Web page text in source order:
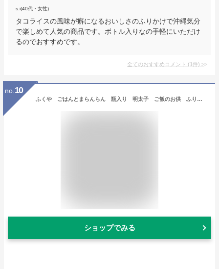
s.i(40代・女性)
タコライスの風味が癖になるおいしさのふりかけで沖縄気分
で楽しめて人気の商品です。ボトル入りなの手軽にいただけ
るのでおすすめです。
全てのおすすめコメント (1件) >
no. 10
ふくや ごはんとまらんらん 瓶入り 明太子 ご飯のお供 ふりかけ 博多中洲 福岡 九州 ご当地 お取り寄せ
ショップでみる